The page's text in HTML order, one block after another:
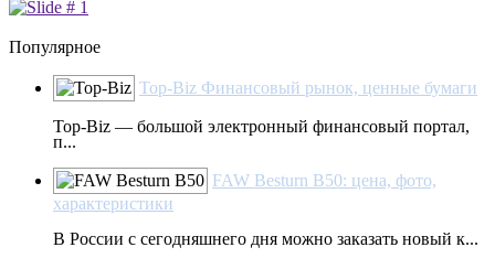
Популярное
Top-Biz Финансовый рынок, ценные бумаги
Top-Biz — большой электронный финансовый портал,
п...
FAW Besturn B50: цена, фото,
характеристики
В России с сегодняшнего дня можно заказать новый к...